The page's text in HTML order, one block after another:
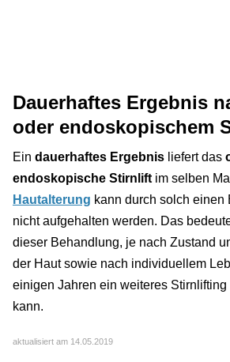
Dauerhaftes Ergebnis
oder endoskopischem
Ein dauerhaftes Ergebnis liefert das
endoskopische Stirnlift im selben
Hautalterung kann durch solch einen
nicht aufgehalten werden. Das
dieser Behandlung, je nach Zustand
der Haut sowie nach individuellem
einigen Jahren ein weiteres Stirnlifting
kann.
aktualisiert am 14.05.2019